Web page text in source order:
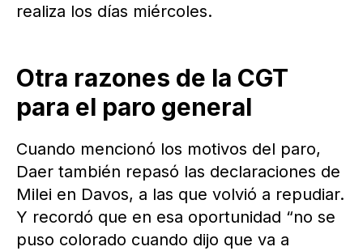
realiza los días miércoles.
Otra razones de la CGT
para el paro general
Cuando mencionó los motivos del paro,
Daer también repasó las declaraciones de
Milei en Davos, a las que volvió a repudiar.
Y recordó que en esa oportunidad “no se
puso colorado cuando dijo que va a